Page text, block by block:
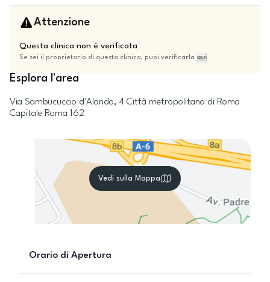
Attenzione
Questa clinica non è verificata
Se sei il proprietario di questa clinica, puoi verificarla qui
Esplora l'area
Via Sambucuccio d'Alando, 4 Città metropolitana di Roma
Capitale Roma 162
Vedi sulla Mappa
Orario di Apertura